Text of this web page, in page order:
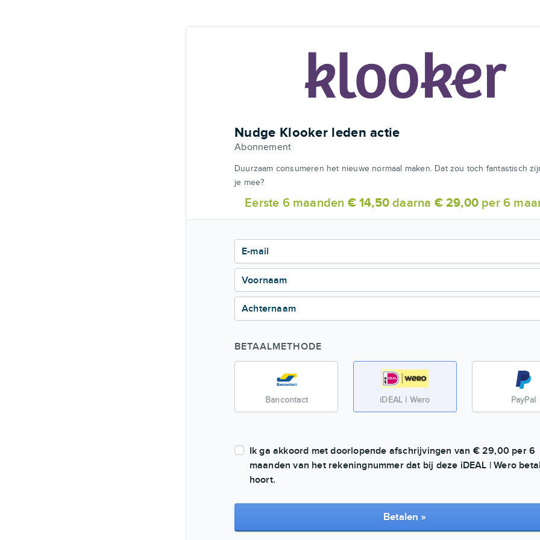
Nudge Klooker leden actie
Abonnement
Duurzaam consumeren het nieuwe normaal maken. Dat zou toch fantastisch
je mee?
Eerste 6 maanden € 14,50daarna € 29,00per 6
E-mail
Voornaam
Achternaam
BETAALMETHODE
Bancontact iDEAL | Wero PayPal
Ik ga akkoord met doorlopende afschrijvingen van € 29,00 per 6
maanden van het rekeningnummer dat bij deze iDEAL | Wero
hoort.
Betalen »